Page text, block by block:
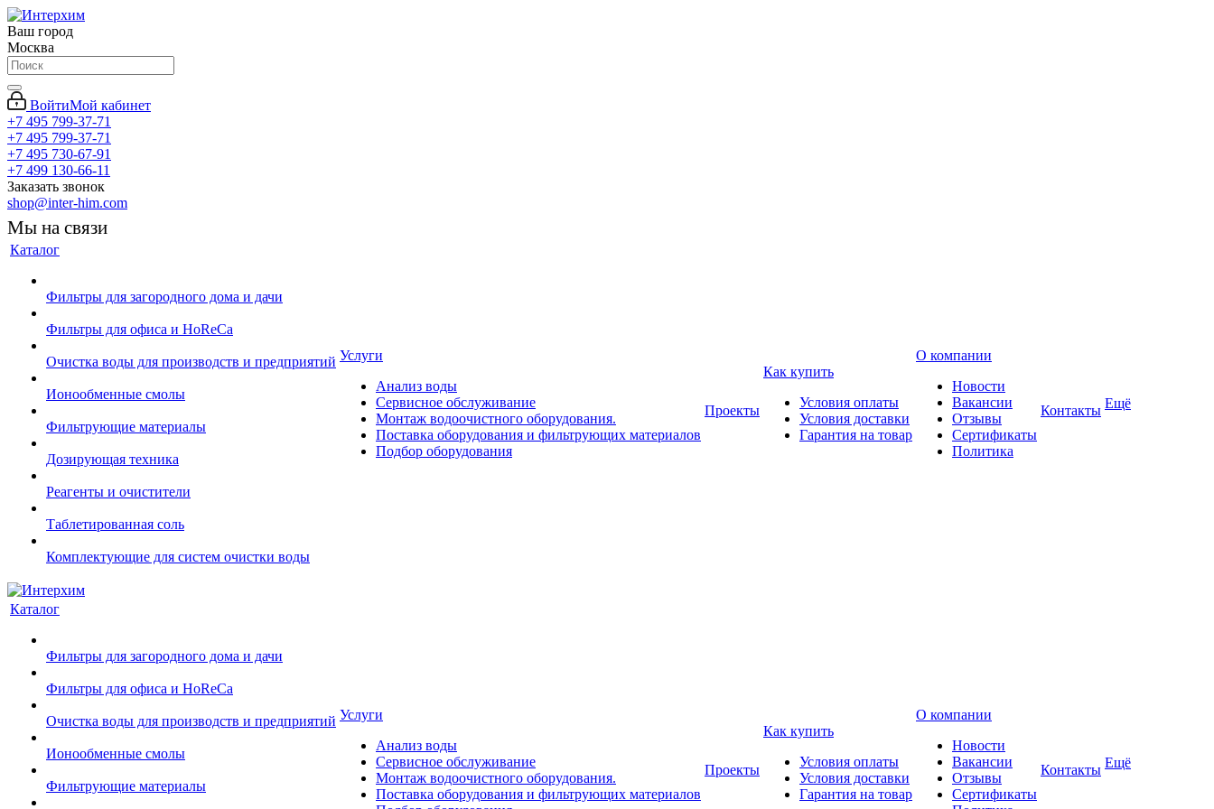
Ваш город
Москва
ВойтиМой кабинет
+7 495 799-37-71
+7 495 799-37-71
+7 495 730-67-91
+7 499 130-66-11
Заказать звонок
shop@inter-him.com
Мы на связи
Каталог
Фильтры для загородного дома и дачи
Фильтры для офиса и HoReCa
Очистка воды для производств и предприятий
Ионообменные смолы
Фильтрующие материалы
Дозирующая техника
Реагенты и очистители
Таблетированная соль
Комплектующие для систем очистки воды
Услуги
Анализ воды
Сервисное обслуживание
Монтаж водоочистного оборудования.
Поставка оборудования и фильтрующих материалов
Подбор оборудования
Проекты
Как купить
Условия оплаты
Условия доставки
Гарантия на товар
О компании
Новости
Вакансии
Отзывы
Сертификаты
Политика
Контакты Ещё
Каталог
Фильтры для загородного дома и дачи
Фильтры для офиса и HoReCa
Очистка воды для производств и предприятий
Ионообменные смолы
Фильтрующие материалы
Услуги
Анализ воды
Сервисное обслуживание
Монтаж водоочистного оборудования.
Поставка оборудования и фильтрующих материалов
Проекты
Как купить
Условия оплаты
Условия доставки
Гарантия на товар
О компании
Новости
Вакансии
Отзывы
Сертификаты
Контакты Ещё